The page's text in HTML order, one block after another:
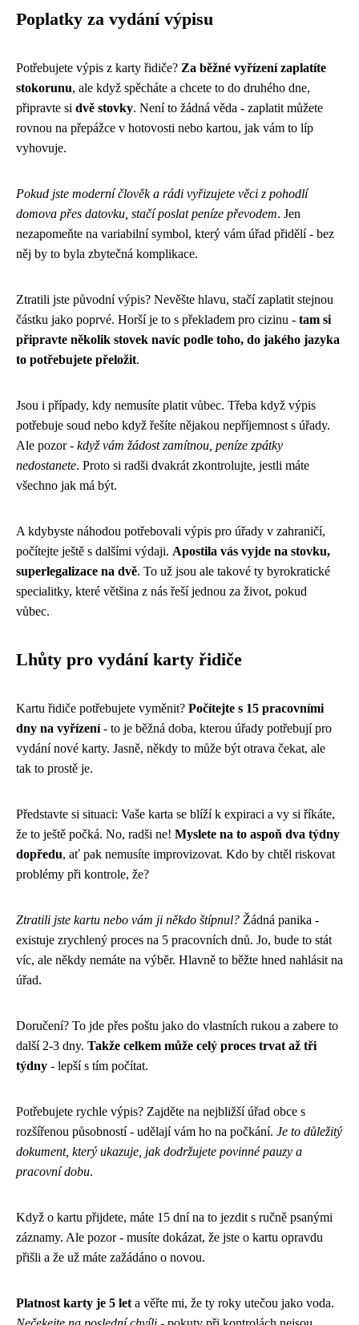
Poplatky za vydání výpisu
Potřebujete výpis z karty řidiče? Za běžné vyřízení zaplatíte
stokorunu, ale když spěcháte a chcete to do druhého dne,
připravte si dvě stovky. Není to žádná věda - zaplatit můžete
rovnou na přepážce v hotovosti nebo kartou, jak vám to líp
vyhovuje.
Pokud jste moderní člověk a rádi vyřizujete věci z pohodlí
domova přes datovku, stačí poslat peníze převodem. Jen
nezapomeňte na variabilní symbol, který vám úřad přidělí - bez
něj by to byla zbytečná komplikace.
Ztratili jste původní výpis? Nevěšte hlavu, stačí zaplatit stejnou
částku jako poprvé. Horší je to s překladem pro cizinu - tam si
připravte několik stovek navíc podle toho, do jakého jazyka
to potřebujete přeložit.
Jsou i případy, kdy nemusíte platit vůbec. Třeba když výpis
potřebuje soud nebo když řešíte nějakou nepříjemnost s úřady.
Ale pozor - když vám žádost zamítnou, peníze zpátky
nedostanete. Proto si radši dvakrát zkontrolujte, jestli máte
všechno jak má být.
A kdybyste náhodou potřebovali výpis pro úřady v zahraničí,
počítejte ještě s dalšími výdaji. Apostila vás vyjde na stovku,
superlegalizace na dvě. To už jsou ale takové ty byrokratické
specialitky, které většina z nás řeší jednou za život, pokud
vůbec.
Lhůty pro vydání karty řidiče
Kartu řidiče potřebujete vyměnit? Počítejte s 15 pracovními
dny na vyřízení- to je běžná doba, kterou úřady potřebují pro
vydání nové karty. Jasně, někdy to může být otrava čekat, ale
tak to prostě je.
Představte si situaci: Vaše karta se blíží k expiraci a vy si říkáte,
že to ještě počká. No, radši ne! Myslete na to aspoň dva týdny
dopředu, ať pak nemusíte improvizovat. Kdo by chtěl riskovat
problémy při kontrole, že?
Ztratili jste kartu nebo vám ji někdo štípnul? Žádná panika -
existuje zrychlený proces na 5 pracovních dnů. Jo, bude to stát
víc, ale někdy nemáte na výběr. Hlavně to běžte hned nahlásit na
úřad.
Doručení? To jde přes poštu jako do vlastních rukou a zabere to
další 2-3 dny. Takže celkem může celý proces trvat až tři
týdny - lepší s tím počítat.
Potřebujete rychle výpis? Zajděte na nejbližší úřad obce s
rozšířenou působností - udělají vám ho na počkání. Je to důležitý
dokument, který ukazuje, jak dodržujete povinné pauzy a
pracovní dobu.
Když o kartu přijdete, máte 15 dní na to jezdit s ručně psanými
záznamy. Ale pozor - musíte dokázat, že jste o kartu opravdu
přišli a že už máte zažádáno o novou.
Platnost karty je 5 let a věřte mi, že ty roky utečou jako voda.